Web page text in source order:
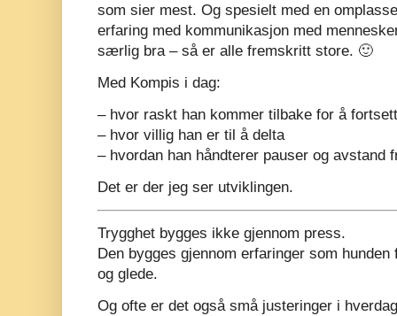
som sier mest. Og spesielt med en
erfaring med kommunikasjon med
særlig bra – så er alle fremskritt store. 🙂
Med Kompis i dag:
– hvor raskt han kommer tilbake for å
– hvor villig han er til å delta
– hvordan han håndterer pauser og avstand
Det er der jeg ser utviklingen.
Trygghet bygges ikke gjennom press.
Den bygges gjennom erfaringer som
og glede.
Og ofte er det også små justeringer i